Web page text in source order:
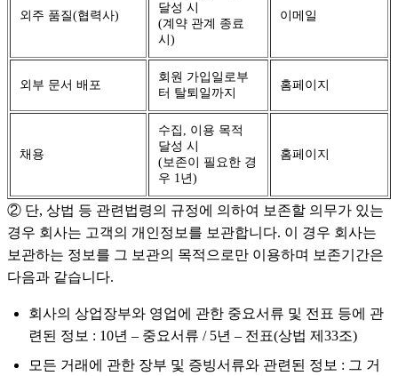
외주 품질(협력사)
달성 시
(계약 관계 종료
시)
이메일
외부 문서 배포
회원 가입일로부
터 탈퇴일까지
홈페이지
채용
수집, 이용 목적
달성 시
(보존이 필요한 경
우 1년)
홈페이지
② 단, 상법 등 관련법령의 규정에 의하여 보존할 의무가 있는
경우 회사는 고객의 개인정보를 보관합니다. 이 경우 회사는
보관하는 정보를 그 보관의 목적으로만 이용하며 보존기간은
다음과 같습니다.
회사의 상업장부와 영업에 관한 중요서류 및 전표 등에 관
련된 정보 : 10년 – 중요서류 / 5년 – 전표(상법 제33조)
모든 거래에 관한 장부 및 증빙서류와 관련된 정보 : 그 거